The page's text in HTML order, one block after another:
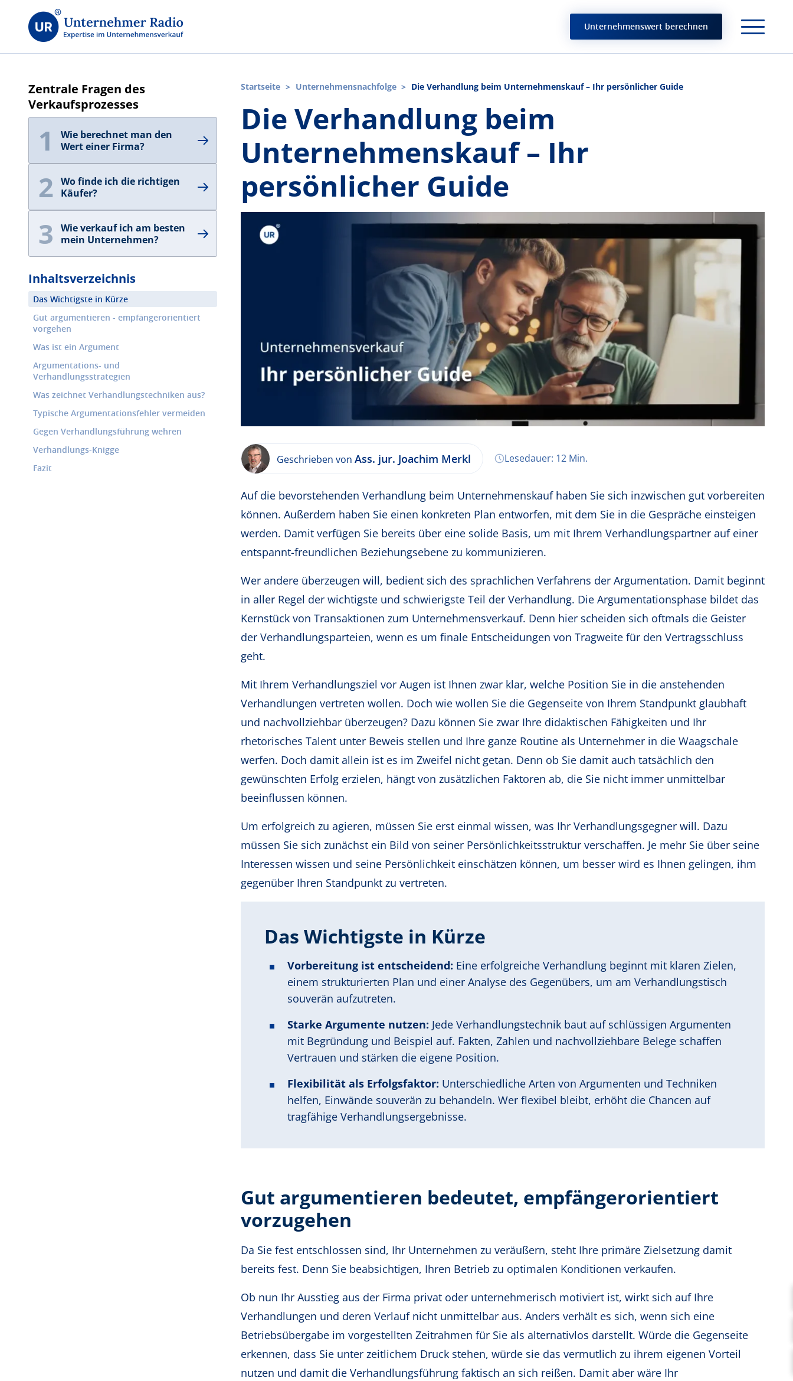
Unternehmenswert berechnen
Startseite > Unternehmensnachfolge > Die Verhandlung beim Unternehmenskauf – Ihr persönlicher Guide
Die Verhandlung beim
Unternehmenskauf – Ihr
persönlicher Guide
Zentrale Fragen des
Verkaufsprozesses
1
Wie berechnet man den
Wert einer Firma?
2
Wo finde ich die richtigen
Käufer?
3
Wie verkauf ich am besten
mein Unternehmen?
Inhaltsverzeichnis
Das Wichtigste in Kürze
Gut argumentieren - empfängerorientiert
vorgehen
Was ist ein Argument
Argumentations- und
Verhandlungsstrategien
Was zeichnet Verhandlungstechniken aus?
Typische Argumentationsfehler vermeiden
Gegen Verhandlungsführung wehren
Verhandlungs-Knigge
Fazit
Geschrieben von Ass. jur. Joachim Merkl Lesedauer: 12 Min.
Auf die bevorstehenden Verhandlung beim Unternehmenskauf haben Sie sich inzwischen gut vorbereiten
können. Außerdem haben Sie einen konkreten Plan entworfen, mit dem Sie in die Gespräche einsteigen
werden. Damit verfügen Sie bereits über eine solide Basis, um mit Ihrem Verhandlungspartner auf einer
entspannt-freundlichen Beziehungsebene zu kommunizieren.
Wer andere überzeugen will, bedient sich des sprachlichen Verfahrens der Argumentation. Damit beginnt
in aller Regel der wichtigste und schwierigste Teil der Verhandlung. Die Argumentationsphase bildet das
Kernstück von Transaktionen zum Unternehmensverkauf. Denn hier scheiden sich oftmals die Geister
der Verhandlungsparteien, wenn es um finale Entscheidungen von Tragweite für den Vertragsschluss
geht.
Mit Ihrem Verhandlungsziel vor Augen ist Ihnen zwar klar, welche Position Sie in die anstehenden
Verhandlungen vertreten wollen. Doch wie wollen Sie die Gegenseite von Ihrem Standpunkt glaubhaft
und nachvollziehbar überzeugen? Dazu können Sie zwar Ihre didaktischen Fähigkeiten und Ihr
rhetorisches Talent unter Beweis stellen und Ihre ganze Routine als Unternehmer in die Waagschale
werfen. Doch damit allein ist es im Zweifel nicht getan. Denn ob Sie damit auch tatsächlich den
gewünschten Erfolg erzielen, hängt von zusätzlichen Faktoren ab, die Sie nicht immer unmittelbar
beeinflussen können.
Um erfolgreich zu agieren, müssen Sie erst einmal wissen, was Ihr Verhandlungsgegner will. Dazu
müssen Sie sich zunächst ein Bild von seiner Persönlichkeitsstruktur verschaffen. Je mehr Sie über seine
Interessen wissen und seine Persönlichkeit einschätzen können, um besser wird es Ihnen gelingen, ihm
gegenüber Ihren Standpunkt zu vertreten.
Das Wichtigste in Kürze
Vorbereitung ist entscheidend: Eine erfolgreiche Verhandlung beginnt mit klaren Zielen,
einem strukturierten Plan und einer Analyse des Gegenübers, um am Verhandlungstisch
souverän aufzutreten.
Starke Argumente nutzen: Jede Verhandlungstechnik baut auf schlüssigen Argumenten
mit Begründung und Beispiel auf. Fakten, Zahlen und nachvollziehbare Belege schaffen
Vertrauen und stärken die eigene Position.
Flexibilität als Erfolgsfaktor: Unterschiedliche Arten von Argumenten und Techniken
helfen, Einwände souverän zu behandeln. Wer flexibel bleibt, erhöht die Chancen auf
tragfähige Verhandlungsergebnisse.
Gut argumentieren bedeutet, empfängerorientiert
vorzugehen
Da Sie fest entschlossen sind, Ihr Unternehmen zu veräußern, steht Ihre primäre Zielsetzung damit
bereits fest. Denn Sie beabsichtigen, Ihren Betrieb zu optimalen Konditionen verkaufen.
Ob nun Ihr Ausstieg aus der Firma privat oder unternehmerisch motiviert ist, wirkt sich auf Ihre
Verhandlungen und deren Verlauf nicht unmittelbar aus. Anders verhält es sich, wenn sich eine
Betriebsübergabe im vorgestellten Zeitrahmen für Sie als alternativlos darstellt. Würde die Gegenseite
erkennen, dass Sie unter zeitlichem Druck stehen, würde sie das vermutlich zu ihrem eigenen Vorteil
nutzen und damit die Verhandlungsführung faktisch an sich reißen. Damit aber wäre Ihr